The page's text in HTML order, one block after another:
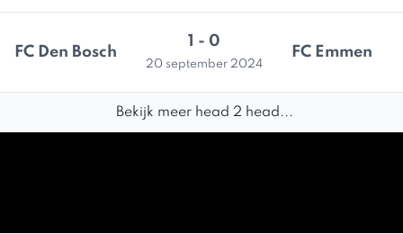
FC Den Bosch
1 - 0
20 september 2024
FC Emmen
Bekijk meer head 2 head...